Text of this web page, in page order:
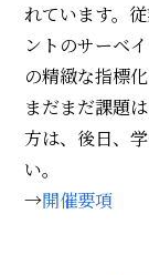
れています。
ントのサーベ
の精緻な指標
まだまだ課題
方は、後日、
い。
→開催要項